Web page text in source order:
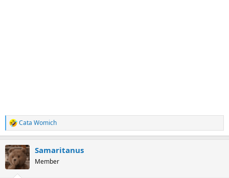
R
e
c
t
i
Cata Womich
Samaritanus
Member